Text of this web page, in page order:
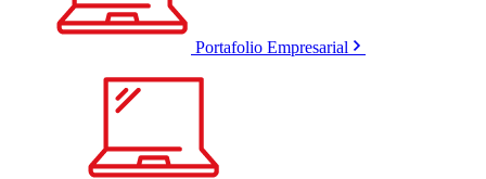
Portafolio Empresarial